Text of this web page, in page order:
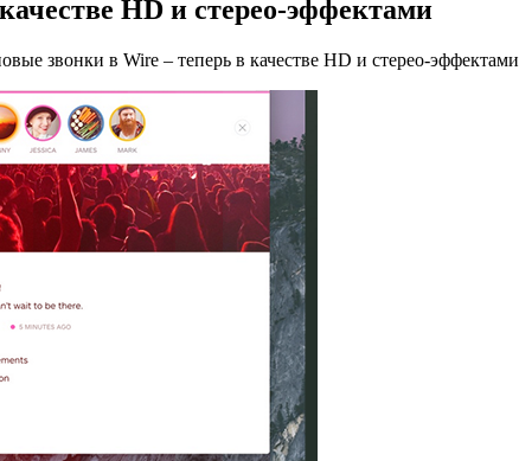
HD и стерео-эффектами
звонки в Wire – теперь в качестве HD и стерео-эффектами